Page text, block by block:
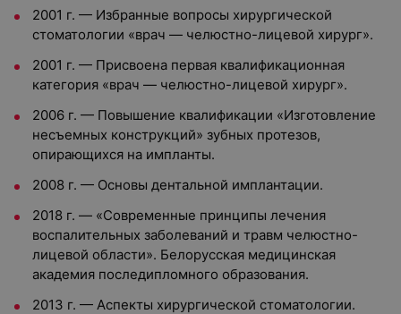
2001 г. — Избранные вопросы хирургической
стоматологии «врач — челюстно-лицевой хирург».
2001 г. — Присвоена первая квалификационная
категория «врач — челюстно-лицевой хирург».
2006 г. — Повышение квалификации «Изготовление
несъемных конструкций» зубных протезов,
опирающихся на импланты.
2008 г. — Основы дентальной имплантации.
2018 г. — «Современные принципы лечения
воспалительных заболеваний и травм челюстно-
лицевой области». Белорусская медицинская
академия последипломного образования.
2013 г. — Аспекты хирургической стоматологии.